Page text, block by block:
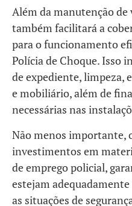
Além da manutenção
também facilitará a
para o funcionamento
Polícia de Choque. Isso
de expediente, limpeza,
e mobiliário, além de
necessárias nas
Não menos importante,
investimentos em
de emprego policial,
estejam
as situações de